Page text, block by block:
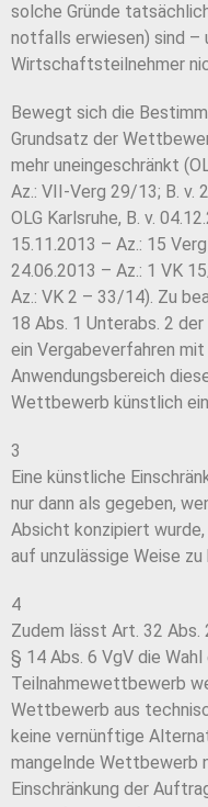
solche Gründe
notfalls erwiesen) sind –
Wirtschaftsteilnehmer
Bewegt sich die
Grundsatz der
mehr uneingeschränkt
Az.: VII-Verg 29/13; B. v.
OLG Karlsruhe, B. v.
15.11.2013 – Az.: 15
24.06.2013 – Az.: 1 VK
Az.: VK 2 – 33/14). Zu
18 Abs. 1 Unterabs. 2
ein Vergabeverfahren
Anwendungsbereich
Wettbewerb künstlich
3
Eine künstliche
nur dann als gegeben,
Absicht konzipiert
auf unzulässige Weise
4
Zudem lässt Art. 32
§ 14 Abs. 6 VgV die
Teilnahmewettbewerb
Wettbewerb aus
keine vernünftige
mangelnde Wettbewerb
Einschränkung der